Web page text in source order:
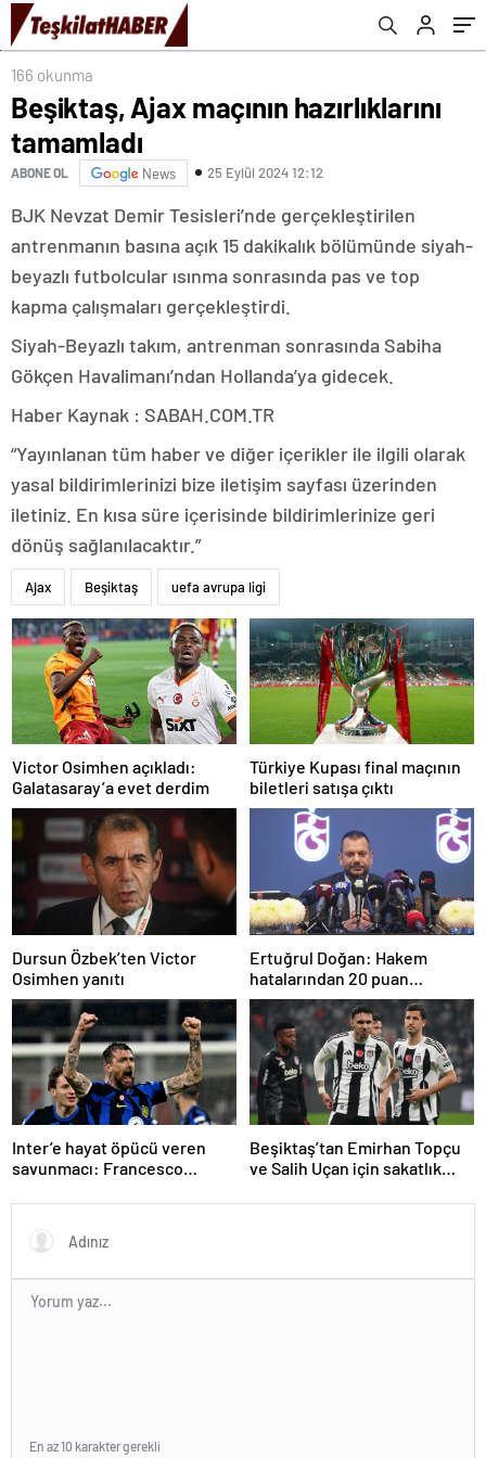
166 okunma
Beşiktaş, Ajax maçının hazırlıklarını
tamamladı
ABONE OL News 25 Eylül 2024 12:12
BJK Nevzat Demir Tesisleri’nde gerçekleştirilen
antrenmanın basına açık 15 dakikalık bölümünde siyah-
beyazlı futbolcular ısınma sonrasında pas ve top
kapma çalışmaları gerçekleştirdi.
Siyah-Beyazlı takım, antrenman sonrasında Sabiha
Gökçen Havalimanı’ndan Hollanda’ya gidecek.
Haber Kaynak : SABAH.COM.TR
“Yayınlanan tüm haber ve diğer içerikler ile ilgili olarak
yasal bildirimlerinizi bize iletişim sayfası üzerinden
iletiniz. En kısa süre içerisinde bildirimlerinize geri
dönüş sağlanılacaktır.”
Ajax Beşiktaş uefa avrupa ligi
Victor Osimhen açıkladı:
Galatasaray’a evet derdim
Türkiye Kupası final maçının
biletleri satışa çıktı
Dursun Özbek’ten Victor
Osimhen yanıtı
Ertuğrul Doğan: Hakem
hatalarından 20 puan
kaybettik
Inter’e hayat öpücü veren
savunmacı: Francesco
Beşiktaş’tan Emirhan Topçu
ve Salih Uçan için sakatlık
En az 10 karakter gerekli